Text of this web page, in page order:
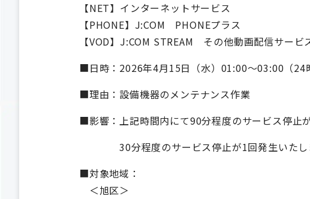
【NET】インターネットサービス
【PHONE】J:COM PHONEプラス
【VOD】J:COM STREAM その他動画配信サービ
■日時：2026年4月15日（水）01:00～03:00（24
■理由：設備機器のメンテナンス作業
■影響：上記時間内にて90分程度のサービス停止が
30分程度のサービス停止が1回発生いたし
■対象地域：
＜旭区＞